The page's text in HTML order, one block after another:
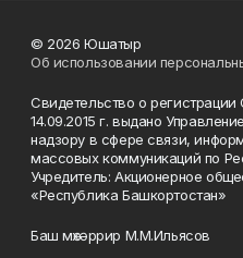
© 2026 Юшатыр
Об использовании
Свидетельство о
14.09.2015 г. выдано
надзору в сфере связи,
массовых коммуникаций по
Учредитель: Акционерное
«Республика Башкортостан»
Баш мөхәррир М.М.Ильясов